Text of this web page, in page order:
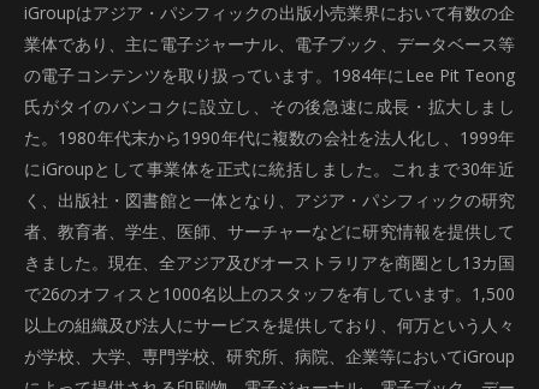
iGroupはアジア・パシフィックの出版小売業界において有数の企
業体であり、主に電子ジャーナル、電子ブック、データベース等
の電子コンテンツを取り扱っています。1984年にLee Pit Teong
氏がタイのバンコクに設立し、その後急速に成長・拡大しまし
た。1980年代末から1990年代に複数の会社を法人化し、1999年
にiGroupとして事業体を正式に統括しました。これまで30年近
く、出版社・図書館と一体となり、アジア・パシフィックの研究
者、教育者、学生、医師、サーチャーなどに研究情報を提供して
きました。現在、全アジア及びオーストラリアを商圏とし13カ国
で26のオフィスと1000名以上のスタッフを有しています。1,500
以上の組織及び法人にサービスを提供しており、何万という人々
が学校、大学、専門学校、研究所、病院、企業等においてiGroup